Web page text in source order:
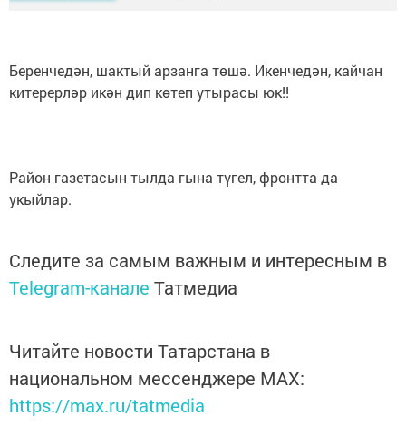
Беренчедән, шактый арзанга төшә. Икенчедән, кайчан
китерерләр икән дип көтеп утырасы юк!!
Район газетасын тылда гына түгел, фронтта да
укыйлар.
Следите за самым важным и интересным в
Telegram-канале Татмедиа
Читайте новости Татарстана в
национальном мессенджере MАХ:
https://max.ru/tatmedia